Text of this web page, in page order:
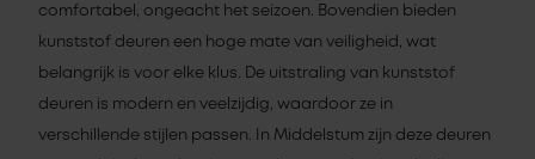
comfortabel, ongeacht het seizoen. Bovendien bieden
kunststof deuren een hoge mate van veiligheid, wat
belangrijk is voor elke klus. De uitstraling van kunststof
deuren is modern en veelzijdig, waardoor ze in
verschillende stijlen passen. In Middelstum zijn deze deuren